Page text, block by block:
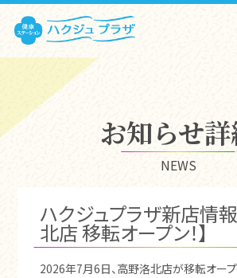
お知らせ
NEWS
ハクジュプラザ新店情
北店 移転オープン！】
2026年7月6日、高野洛北店が移転オープ